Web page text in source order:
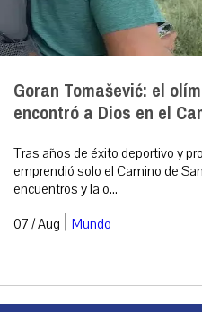
Goran Tomašević: el
encontró a Dios en el
Tras años de éxito deportivo y
emprendió solo el Camino de
encuentros y la o...
07 / Aug | Mundo